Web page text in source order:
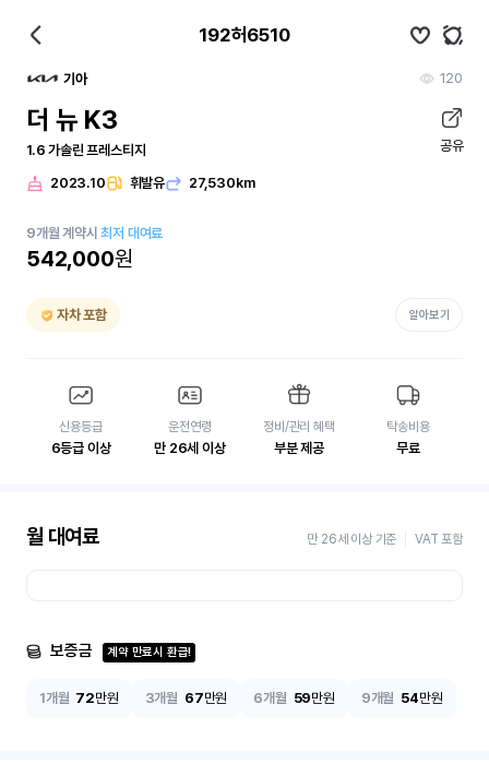
192허6510
기아 120
더 뉴 K3
1.6 가솔린 프레스티지 공유
2023.10 휘발유 27,530km
9개월 계약시최저 대여료
542,000원
자차 포함 알아보기
신용등급
6등급 이상
운전연령
만 26세 이상
정비/관리 혜택
부분 제공
탁송비용
무료
월 대여료 만 26세 이상 기준 VAT 포함
보증금 계약 만료시 환급!
1개월 72만원 3개월 67만원 6개월 59만원 9개월 54만원